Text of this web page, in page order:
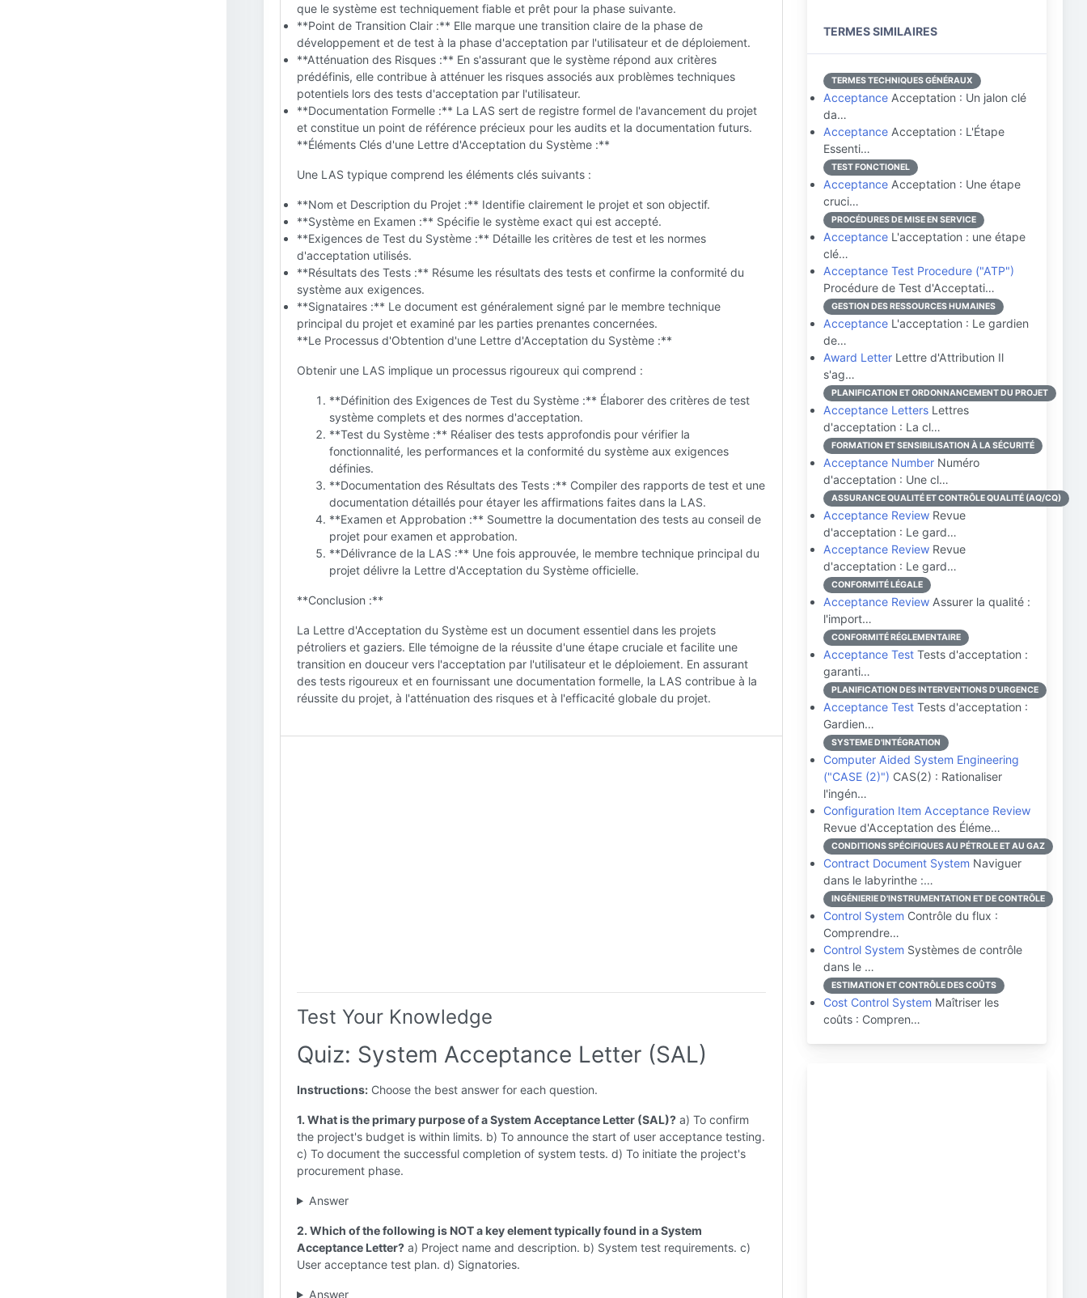
que le système est techniquement fiable et prêt pour la phase suivante.
**Point de Transition Clair :** Elle marque une transition claire de la phase de
développement et de test à la phase d'acceptation par l'utilisateur et de déploiement.
**Atténuation des Risques :** En s'assurant que le système répond aux critères
prédéfinis, elle contribue à atténuer les risques associés aux problèmes techniques
potentiels lors des tests d'acceptation par l'utilisateur.
**Documentation Formelle :** La LAS sert de registre formel de l'avancement du projet
et constitue un point de référence précieux pour les audits et la documentation futurs.
**Éléments Clés d'une Lettre d'Acceptation du Système :**
Une LAS typique comprend les éléments clés suivants :
**Nom et Description du Projet :** Identifie clairement le projet et son objectif.
**Système en Examen :** Spécifie le système exact qui est accepté.
**Exigences de Test du Système :** Détaille les critères de test et les normes
d'acceptation utilisés.
**Résultats des Tests :** Résume les résultats des tests et confirme la conformité du
système aux exigences.
**Signataires :** Le document est généralement signé par le membre technique
principal du projet et examiné par les parties prenantes concernées.
**Le Processus d'Obtention d'une Lettre d'Acceptation du Système :**
Obtenir une LAS implique un processus rigoureux qui comprend :
**Définition des Exigences de Test du Système :** Élaborer des critères de test
système complets et des normes d'acceptation.
**Test du Système :** Réaliser des tests approfondis pour vérifier la
fonctionnalité, les performances et la conformité du système aux exigences
définies.
**Documentation des Résultats des Tests :** Compiler des rapports de test et une
documentation détaillés pour étayer les affirmations faites dans la LAS.
**Examen et Approbation :** Soumettre la documentation des tests au conseil de
projet pour examen et approbation.
**Délivrance de la LAS :** Une fois approuvée, le membre technique principal du
projet délivre la Lettre d'Acceptation du Système officielle.
**Conclusion :**
La Lettre d'Acceptation du Système est un document essentiel dans les projets
pétroliers et gaziers. Elle témoigne de la réussite d'une étape cruciale et facilite une
transition en douceur vers l'acceptation par l'utilisateur et le déploiement. En assurant
des tests rigoureux et en fournissant une documentation formelle, la LAS contribue à la
réussite du projet, à l'atténuation des risques et à l'efficacité globale du projet.
Test Your Knowledge
Quiz: System Acceptance Letter (SAL)
Instructions: Choose the best answer for each question.
1. What is the primary purpose of a System Acceptance Letter (SAL)? a) To confirm
the project's budget is within limits. b) To announce the start of user acceptance testing.
c) To document the successful completion of system tests. d) To initiate the project's
procurement phase.
Answer
2. Which of the following is NOT a key element typically found in a System
Acceptance Letter? a) Project name and description. b) System test requirements. c)
User acceptance test plan. d) Signatories.
Answer
TERMES SIMILAIRES
TERMES TECHNIQUES GÉNÉRAUX
Acceptance Acceptation : Un jalon clé
da…
Acceptance Acceptation : L'Étape
Essenti…
TEST FONCTIONEL
Acceptance Acceptation : Une étape
cruci…
PROCÉDURES DE MISE EN SERVICE
Acceptance L'acceptation : une étape
clé…
Acceptance Test Procedure ("ATP")
Procédure de Test d'Acceptati…
GESTION DES RESSOURCES HUMAINES
Acceptance L'acceptation : Le gardien
de…
Award Letter Lettre d'Attribution Il
s'ag…
PLANIFICATION ET ORDONNANCEMENT DU PROJET
Acceptance Letters Lettres
d'acceptation : La cl…
FORMATION ET SENSIBILISATION À LA SÉCURITÉ
Acceptance Number Numéro
d'acceptation : Une cl…
ASSURANCE QUALITÉ ET CONTRÔLE QUALITÉ (AQ/CQ)
Acceptance Review Revue
d'acceptation : Le gard…
Acceptance Review Revue
d'acceptation : Le gard…
CONFORMITÉ LÉGALE
Acceptance Review Assurer la qualité :
l'import…
CONFORMITÉ RÉGLEMENTAIRE
Acceptance Test Tests d'acceptation :
garanti…
PLANIFICATION DES INTERVENTIONS D'URGENCE
Acceptance Test Tests d'acceptation :
Gardien…
SYSTEME D'INTÉGRATION
Computer Aided System Engineering
("CASE (2)") CAS(2) : Rationaliser
l'ingén…
Configuration Item Acceptance Review
Revue d'Acceptation des Éléme…
CONDITIONS SPÉCIFIQUES AU PÉTROLE ET AU GAZ
Contract Document System Naviguer
dans le labyrinthe :…
INGÉNIERIE D'INSTRUMENTATION ET DE CONTRÔLE
Control System Contrôle du flux :
Comprendre…
Control System Systèmes de contrôle
dans le …
ESTIMATION ET CONTRÔLE DES COÛTS
Cost Control System Maîtriser les
coûts : Compren…